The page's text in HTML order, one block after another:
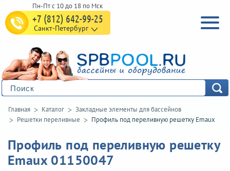
+7 (812) 642-99-25
Санкт-Петербург
Главная Каталог
Закладные элементы для бассейнов
Решетки переливные
Профиль под переливную решетку Emaux
Профиль под переливную решетку
Emaux 01150047